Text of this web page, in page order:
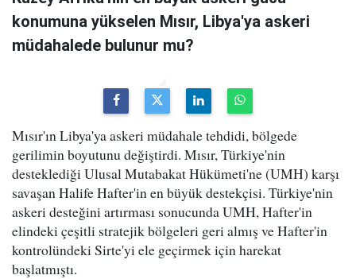
konumuna yükselen Mısır, Libya'ya askeri
müdahalede bulunur mu?
Mısır'ın Libya'ya askeri müdahale tehdidi, bölgede
gerilimin boyutunu değiştirdi. Mısır, Türkiye'nin
desteklediği Ulusal Mutabakat Hükümeti'ne (UMH) karşı
savaşan Halife Hafter'in en büyük destekçisi. Türkiye'nin
askeri desteğini artırması sonucunda UMH, Hafter'in
elindeki çeşitli stratejik bölgeleri geri almış ve Hafter'in
kontrolündeki Sirte'yi ele geçirmek için harekat
başlatmıştı.